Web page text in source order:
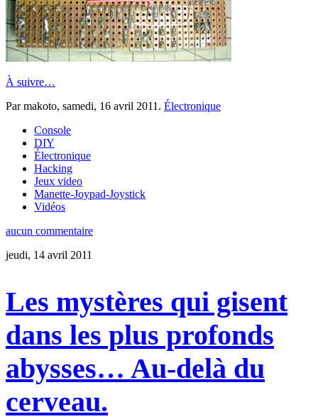
À suivre…
Par makoto, samedi, 16 avril 2011 . Électronique
Console
DIY
Électronique
Hacking
Jeux video
Manette-Joypad-Joystick
Vidéos
aucun commentaire
jeudi, 14 avril 2011
Les mystères qui gisent
dans les plus profonds
abysses… Au-delà du
cerveau.